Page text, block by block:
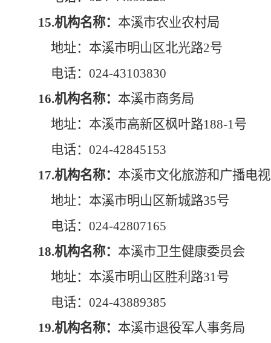
15.机构名称： 本溪市农业农村局
地址：本溪市明山区北光路2号
电话：024-43103830
16.机构名称： 本溪市商务局
地址：本溪市高新区枫叶路188-1号
电话：024-42845153
17.机构名称： 本溪市文化旅游和广播电
地址：本溪市明山区新城路35号
电话：024-42807165
18.机构名称： 本溪市卫生健康委员会
地址：本溪市明山区胜利路31号
电话：024-43889385
19.机构名称： 本溪市退役军人事务局